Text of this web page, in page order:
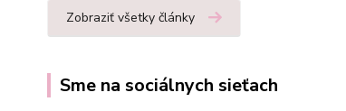
Zobraziť všetky články
Sme na sociálnych sieťach